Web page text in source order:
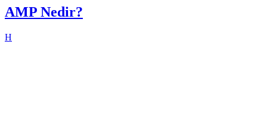
AMP Nedir?
H